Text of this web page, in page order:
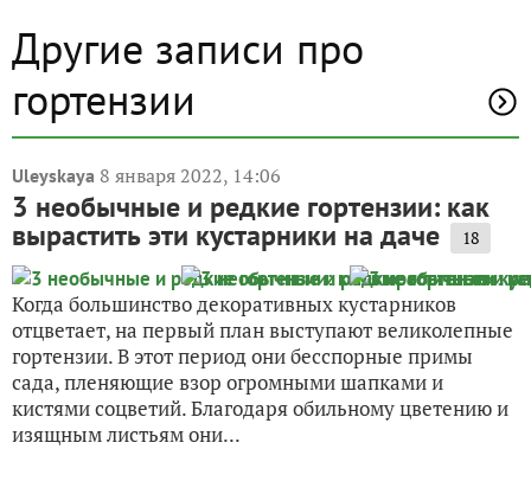
Другие записи про
гортензии
Uleyskaya 8 января 2022, 14:06
3 необычные и редкие гортензии: как
вырастить эти кустарники на даче 18
Когда большинство декоративных кустарников
отцветает, на первый план выступают великолепные
гортензии. В этот период они бесспорные примы
сада, пленяющие взор огромными шапками и
кистями соцветий. Благодаря обильному цветению и
изящным листьям они...